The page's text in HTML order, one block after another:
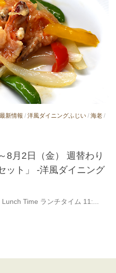
最新情報 / 洋風ダイニングふじい / 海老 /
8月2日（金） 週替わり
ット」 -洋風ダイニング
Time ランチタイム 11:...